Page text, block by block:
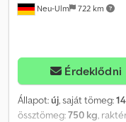
Neu-Ulm 722 km
Érdeklődni
Állapot:új, saját tömeg:
össztömeg:750 kg ,